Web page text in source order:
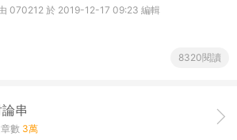
070212 於 2019-12-17 09:23 編輯
8320閱讀
串
數 3萬